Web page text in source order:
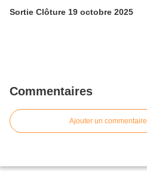
Sortie Clôture 19 octobre 2025
Commentaires
Ajouter un commentaire